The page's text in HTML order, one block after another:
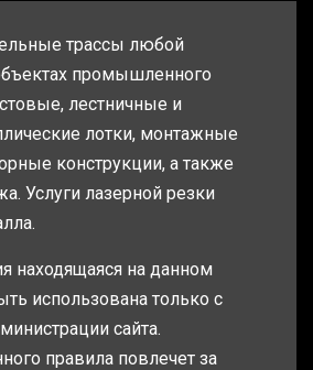
трассы любой
промышленного
лестничные и
лотки, монтажные
конструкции, а также
Услуги лазерной резки
находящаяся на данном
использована только с
сайта.
правила повлечет за